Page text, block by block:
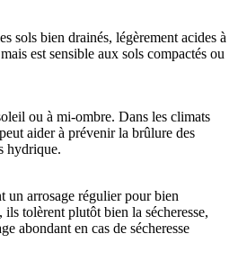
sols bien drainés, légèrement acides à
est sensible aux sols compactés ou
ou à mi-ombre. Dans les climats
aider à prévenir la brûlure des
hydrique.
un arrosage régulier pour bien
ils tolèrent plutôt bien la sécheresse,
abondant en cas de sécheresse